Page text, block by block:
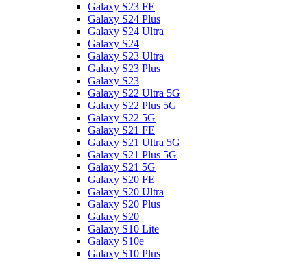
Galaxy S23 FE
Galaxy S24 Plus
Galaxy S24 Ultra
Galaxy S24
Galaxy S23 Ultra
Galaxy S23 Plus
Galaxy S23
Galaxy S22 Ultra 5G
Galaxy S22 Plus 5G
Galaxy S22 5G
Galaxy S21 FE
Galaxy S21 Ultra 5G
Galaxy S21 Plus 5G
Galaxy S21 5G
Galaxy S20 FE
Galaxy S20 Ultra
Galaxy S20 Plus
Galaxy S20
Galaxy S10 Lite
Galaxy S10e
Galaxy S10 Plus